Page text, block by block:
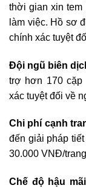
thời gian xin
làm việc. Hồ sơ
chính xác tuyệt
Đội ngũ biên
trợ hơn 170 cặp
xác tuyệt đối về
Chi phí cạnh
đến giải pháp
30.000 VNĐ/
Chế độ hậu